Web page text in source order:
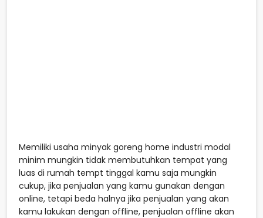
Memiliki usaha minyak goreng home industri modal
minim mungkin tidak membutuhkan tempat yang
luas di rumah tempt tinggal kamu saja mungkin
cukup, jika penjualan yang kamu gunakan dengan
online, tetapi beda halnya jika penjualan yang akan
kamu lakukan dengan offline, penjualan offline akan